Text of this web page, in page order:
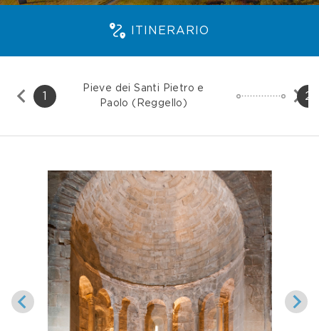
ITINERARIO
1
Pieve dei Santi Pietro e
Paolo (Reggello)
2